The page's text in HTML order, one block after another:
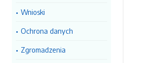
Wnioski
Ochrona danych
Zgromadzenia